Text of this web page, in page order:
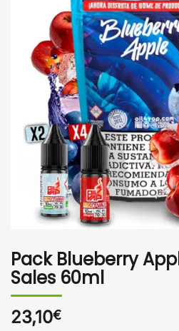
Pack Blueberry
Sales 60ml
23,10€